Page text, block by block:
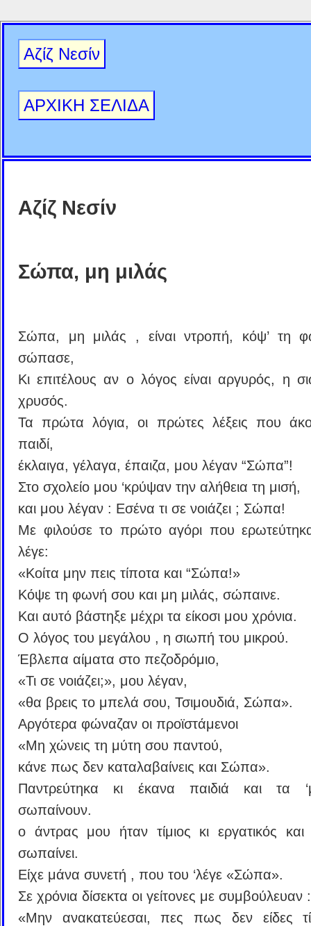
Αζίζ Νεσίν
ΑΡΧΙΚΗ ΣΕΛΙΔΑ
Αζίζ Νεσίν
Σώπα, μη μιλάς
Σώπα, μη μιλάς , είναι ντροπή, κόψ’ τη
σώπασε,
Κι επιτέλους αν ο λόγος είναι αργυρός, η
χρυσός.
Τα πρώτα λόγια, οι πρώτες λέξεις που
παιδί,
έκλαιγα, γέλαγα, έπαιζα, μου λέγαν “Σώπα”!
Στο σχολείο μου ‘κρύψαν την αλήθεια τη μισή,
και μου λέγαν : Εσένα τι σε νοιάζει ; Σώπα!
Με φιλούσε το πρώτο αγόρι που
λέγε:
«Κοίτα μην πεις τίποτα και “Σώπα!»
Κόψε τη φωνή σου και μη μιλάς, σώπαινε.
Και αυτό βάστηξε μέχρι τα είκοσι μου χρόνια.
Ο λόγος του μεγάλου , η σιωπή του μικρού.
Έβλεπα αίματα στο πεζοδρόμιο,
«Τι σε νοιάζει;», μου λέγαν,
«θα βρεις το μπελά σου, Τσιμουδιά, Σώπα».
Αργότερα φώναζαν οι προϊστάμενοι
«Μη χώνεις τη μύτη σου παντού,
κάνε πως δεν καταλαβαίνεις και Σώπα».
Παντρεύτηκα κι έκανα παιδιά και τα
σωπαίνουν.
ο άντρας μου ήταν τίμιος κι εργατικός
σωπαίνει.
Είχε μάνα συνετή , που του ‘λέγε «Σώπα».
Σε χρόνια δίσεκτα οι γείτονες με συμβούλευαν :
«Μην ανακατεύεσαι, πες πως δεν είδες